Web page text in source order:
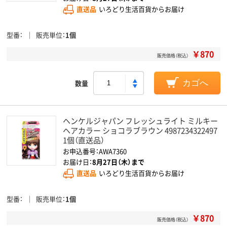
直送品 いろどり生活百貨からお届け
型番 販売単位 1個
販売価格（税込） ￥870
数量 カゴへ
ヘンケルジャパン フレッシュライト ミルキー
ヘアカラー ショコラブラウン 4987234322497
1個（直送品）
お申込番号：AWA7360
お届け日：8月27日（木）まで
直送品 いろどり生活百貨からお届け
型番 販売単位 1個
販売価格（税込） ￥870